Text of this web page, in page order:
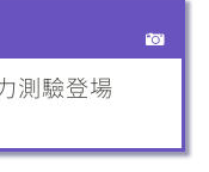
測驗登場